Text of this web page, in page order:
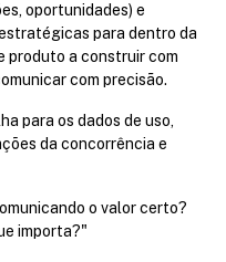
oportunidades) e
para dentro da
produto a construir com
com precisão.
para os dados de uso,
da concorrência e
o valor certo?
importa?"